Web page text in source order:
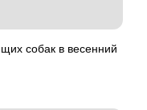
собак в весенний